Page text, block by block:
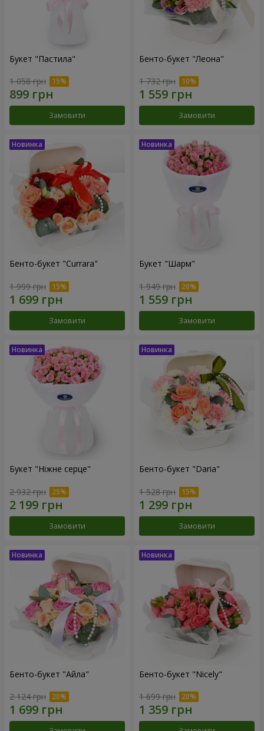
Букет "Пастила"
1 058 грн
Замовити
Бенто-букет "Леона"
1 732 грн
Замовити
Бенто-букет "Currara"
1 999 грн
Замовити
Букет "Шарм"
1 949 грн
Замовити
Букет "Ніжне серце"
2 932 грн
Замовити
Бенто-букет "Daria"
1 528 грн
Замовити
Бенто-букет "Айла"
2 124 грн
Бенто-букет "Nicely"
1 699 грн